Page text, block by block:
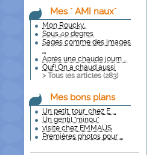
Mes " AMI naux"
Mon Roucky..
Sous 40 degres
Sages comme des images
...
Après une chaude journ ...
Ouf! On a chaud aussi
> Tous les articles (283)
Mes bons plans
Un petit 'tour' chez E ...
Un gentil "minou"
visite chez EMMAÜS
Premières photos pour ...